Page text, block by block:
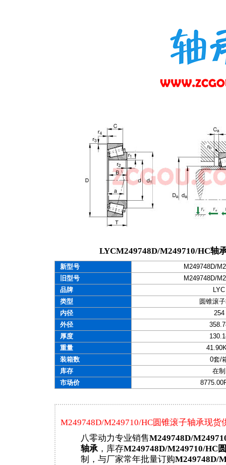
LYCM249748D/M249710/HC轴
新型号
M249748D/
旧型号
M249748D/
品牌
LYC
类型
圆锥滚
内径
254
外径
厚度
重量
装箱数
0套/
库存
在制
市场价
M249748D/M249710/HC圆锥滚子轴承现货
八零动力专业销售M249748D/
轴承，库存M249748D/M249710/HC
制，与厂家常年批量订购M249748D/